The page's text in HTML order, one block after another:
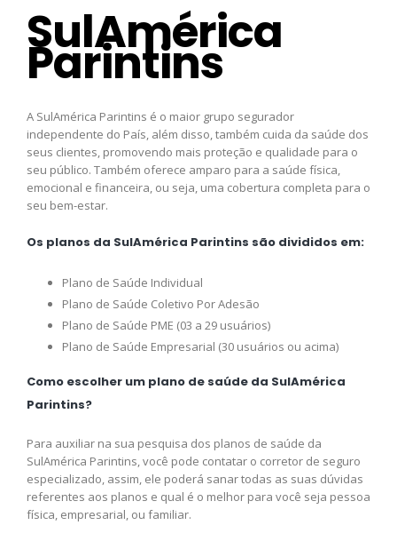
SulAmérica
Parintins
A SulAmérica Parintins é o maior grupo segurador
independente do País, além disso, também cuida da saúde dos
seus clientes, promovendo mais proteção e qualidade para o
seu público. Também oferece amparo para a saúde física,
emocional e financeira, ou seja, uma cobertura completa para o
seu bem-estar.
Os planos da SulAmérica Parintins são divididos em:
Plano de Saúde Individual
Plano de Saúde Coletivo Por Adesão
Plano de Saúde PME (03 a 29 usuários)
Plano de Saúde Empresarial (30 usuários ou acima)
Como escolher um plano de saúde da SulAmérica
Parintins?
Para auxiliar na sua pesquisa dos planos de saúde da
SulAmérica Parintins, você pode contatar o corretor de seguro
especializado, assim, ele poderá sanar todas as suas dúvidas
referentes aos planos e qual é o melhor para você seja pessoa
física, empresarial, ou familiar.